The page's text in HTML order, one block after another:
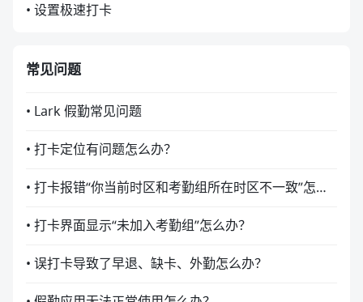
• 设置极速打卡
常见问题
• Lark 假勤常见问题
• 打卡定位有问题怎么办？
• 打卡报错“你当前时区和考勤组所在时区不一致”怎么办？
• 打卡界面显示“未加入考勤组”怎么办？
• 误打卡导致了早退、缺卡、外勤怎么办？